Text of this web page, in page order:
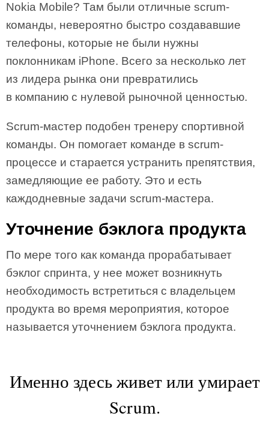
Nokia Mobile? Там были отличные scrum-
команды, невероятно быстро создававшие
телефоны, которые не были нужны
поклонникам iPhone. Всего за несколько лет
из лидера рынка они превратились
в компанию с нулевой рыночной ценностью.
Scrum-мастер подобен тренеру спортивной
команды. Он помогает команде в scrum-
процессе и старается устранить препятствия,
замедляющие ее работу. Это и есть
каждодневные задачи scrum-мастера.
Уточнение бэклога продукта
По мере того как команда прорабатывает
бэклог спринта, у нее может возникнуть
необходимость встретиться с владельцем
продукта во время мероприятия, которое
называется уточнением бэклога продукта.
Именно здесь живет или умирает
Scrum.